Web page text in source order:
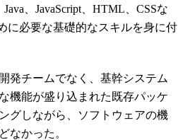
、JavaScript、HTML、CSSな
に必要な基礎的なスキルを身に付
発チームでなく、基幹システム
機能が盛り込まれた既存パッケ
グしながら、ソフトウェアの機
なかった。